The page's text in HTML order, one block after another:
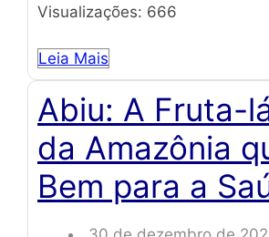
Visualizações: 666
Leia Mais
Abiu: A Fruta-
da Amazônia
Bem para a